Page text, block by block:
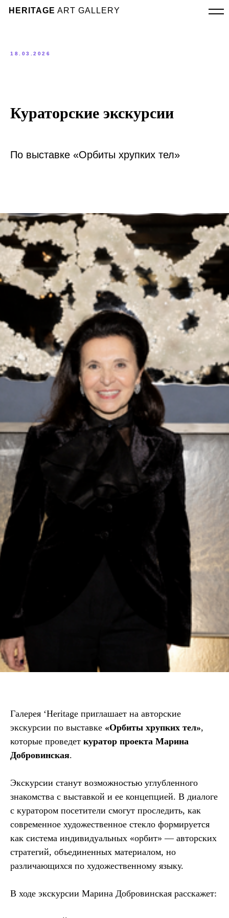
HERITAGE ART GALLERY
18.03.2026
Кураторские экскурсии
По выставке «Орбиты хрупких тел»
Галерея ‘Heritage приглашает на авторские
экскурсии по выставке «Орбиты хрупких тел»,
которые проведет куратор проекта Марина
Добровинская.
Экскурсии станут возможностью углубленного
знакомства с выставкой и ее концепцией. В диалоге
с куратором посетители смогут проследить, как
современное художественное стекло формируется
как система индивидуальных «орбит» — авторских
стратегий, объединенных материалом, но
различающихся по художественному языку.
В ходе экскурсии Марина Добровинская расскажет: